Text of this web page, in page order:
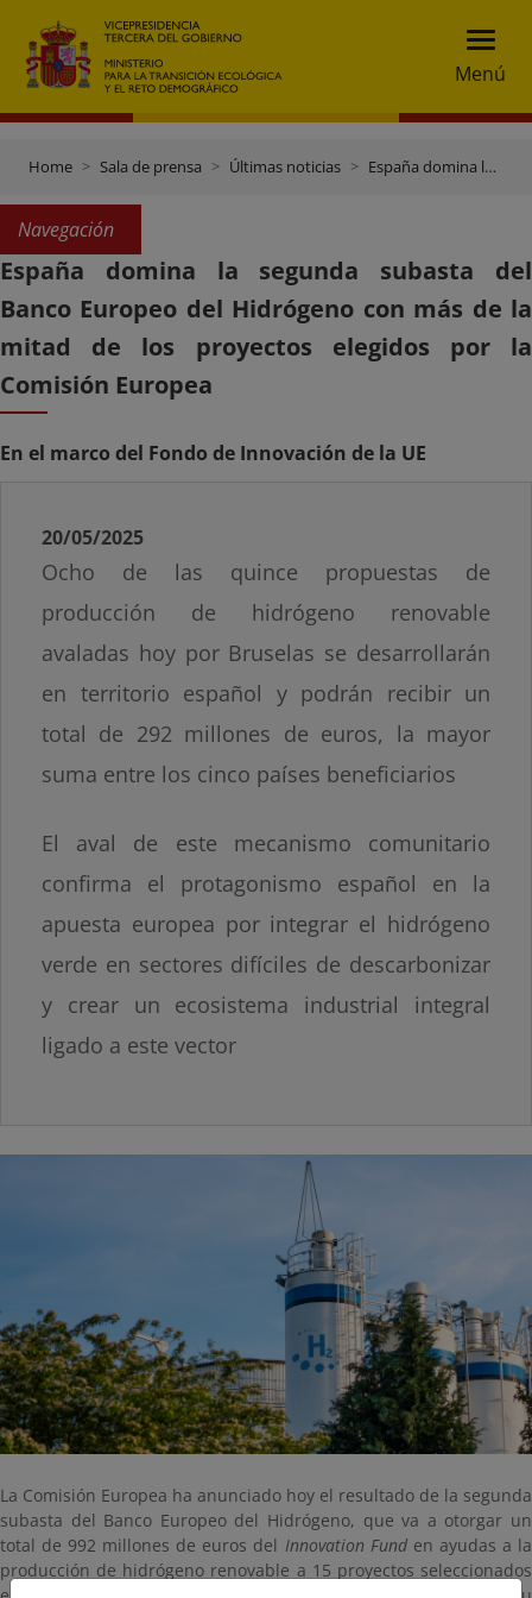
Menú
Home Sala de prensa Últimas noticias España domina la segunda subasta del Banco Europeo del Hidrógeno con más de la mitad de los proyectos elegidos por la Comisión Europea
Navegación
España domina la segunda subasta del
Banco Europeo del Hidrógeno con más de la
mitad de los proyectos elegidos por la
Comisión Europea
En el marco del Fondo de Innovación de la UE
20/05/2025
Ocho de las quince propuestas de
producción de hidrógeno renovable
avaladas hoy por Bruselas se desarrollarán
en territorio español y podrán recibir un
total de 292 millones de euros, la mayor
suma entre los cinco países beneficiarios
El aval de este mecanismo comunitario
confirma el protagonismo español en la
apuesta europea por integrar el hidrógeno
verde en sectores difíciles de descarbonizar
y crear un ecosistema industrial integral
ligado a este vector
La Comisión Europea ha anunciado hoy el resultado de la segunda
subasta del Banco Europeo del Hidrógeno, que va a otorgar un
total de 992 millones de euros del Innovation Funden ayudas a la
producción de hidrógeno renovable a 15 proyectos seleccionados